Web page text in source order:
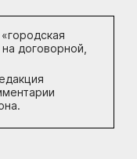
договорной,